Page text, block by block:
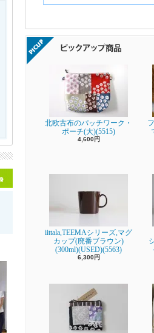
北欧古布のパッチワーク・
ポーチ(大)(5515)
4,600円
iittala,TEEMAシリーズ,マグ
カップ(廃番ブラウン)
(300ml)(USED)(5563)
6,300円